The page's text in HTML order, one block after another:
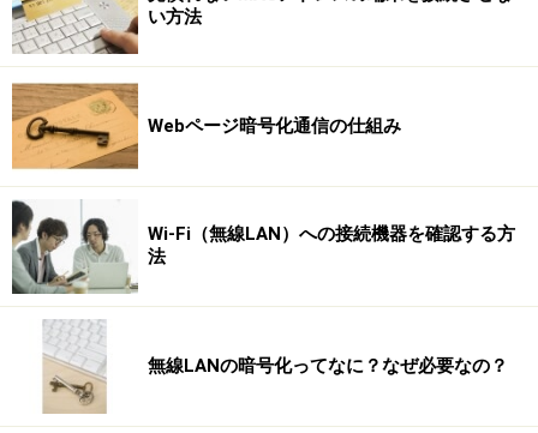
い方法
Webページ暗号化通信の仕組み
Wi-Fi（無線LAN）への接続機器を確認する方
法
無線LANの暗号化ってなに？なぜ必要なの？